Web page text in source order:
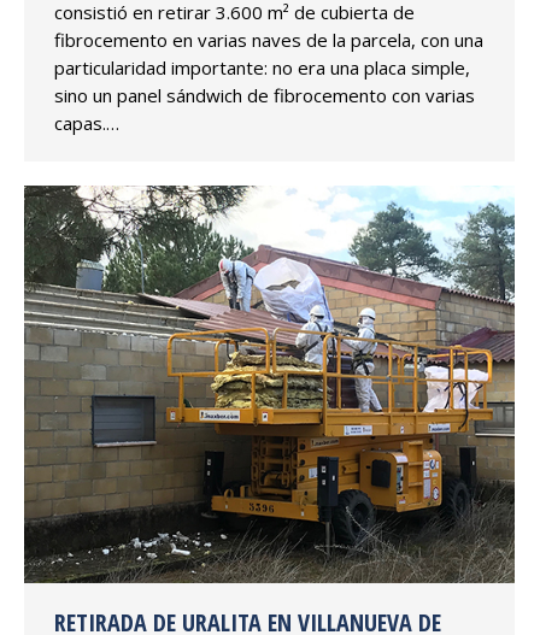
consistió en retirar 3.600 m² de cubierta de
fibrocemento en varias naves de la parcela, con una
particularidad importante: no era una placa simple,
sino un panel sándwich de fibrocemento con varias
capas.…
RETIRADA DE URALITA EN VILLANUEVA DE